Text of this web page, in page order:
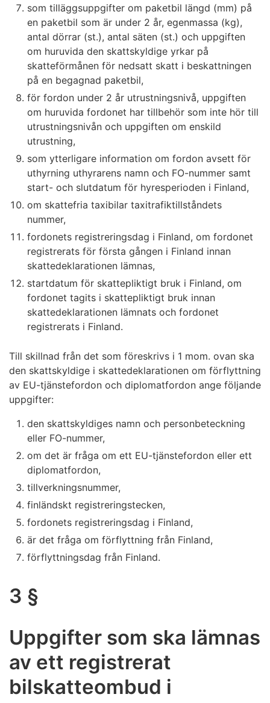
som tilläggsuppgifter om paketbil längd (mm) på
en paketbil som är under 2 år, egenmassa (kg),
antal dörrar (st.), antal säten (st.) och uppgiften
om huruvida den skattskyldige yrkar på
skatteförmånen för nedsatt skatt i beskattningen
på en begagnad paketbil,
för fordon under 2 år utrustningsnivå, uppgiften
om huruvida fordonet har tillbehör som inte hör till
utrustningsnivån och uppgiften om enskild
utrustning,
som ytterligare information om fordon avsett för
uthyrning uthyrarens namn och FO-nummer samt
start- och slutdatum för hyresperioden i Finland,
om skattefria taxibilar taxitrafiktillståndets
nummer,
fordonets registreringsdag i Finland, om fordonet
registrerats för första gången i Finland innan
skattedeklarationen lämnas,
startdatum för skattepliktigt bruk i Finland, om
fordonet tagits i skattepliktigt bruk innan
skattedeklarationen lämnats och fordonet
registrerats i Finland.
Till skillnad från det som föreskrivs i 1 mom. ovan ska
den skattskyldige i skattedeklarationen om förflyttning
av EU-tjänstefordon och diplomatfordon ange följande
uppgifter:
den skattskyldiges namn och personbeteckning
eller FO-nummer,
om det är fråga om ett EU-tjänstefordon eller ett
diplomatfordon,
tillverkningsnummer,
finländskt registreringstecken,
fordonets registreringsdag i Finland,
är det fråga om förflyttning från Finland,
förflyttningsdag från Finland.
3 §
Uppgifter som ska lämnas
av ett registrerat
bilskatteombud i